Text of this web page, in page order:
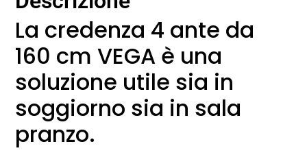
La credenza 4 ante da
160 cm VEGA è una
soluzione utile sia in
soggiorno sia in sala
pranzo.